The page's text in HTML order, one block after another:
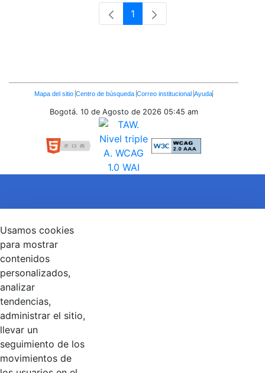
Página
1
Enlaces
Inferiores
Mapa del sitio Centro de búsqueda Correo institucional Ayuda
Bogotá. 10 de Agosto de 2026 05:45 am
Cuentas Claras, Estado Transparente.
Entidad adscrita al Ministerio de Hacienda y Crédito
Dirección: Calle 26 No 69 - 76, Edificio Elemento
Torre 1 (Aire) - Piso 15, Bogotá D.C., Colombia
Usamos cookies
para mostrar
contenidos
personalizados,
analizar
tendencias,
administrar el sitio,
llevar un
seguimiento de los
movimientos de